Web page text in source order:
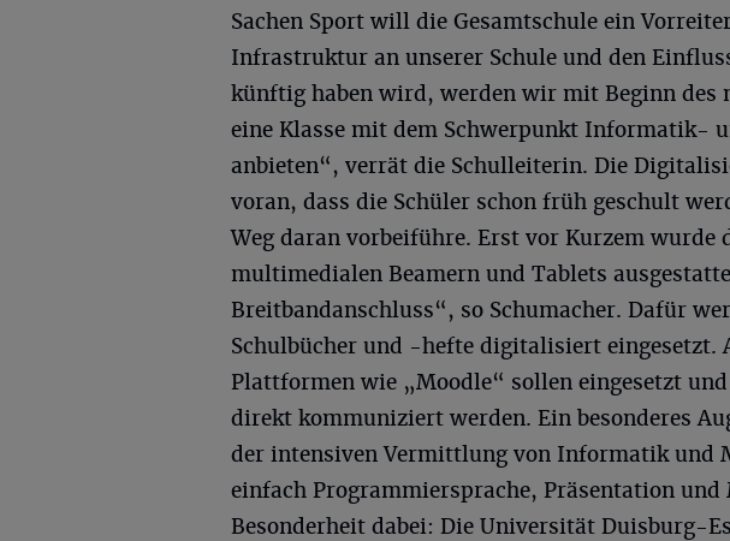
Sachen Sport will die Gesamtschule ein
Infrastruktur an unserer Schule und den
künftig haben wird, werden wir mit Beginn des
eine Klasse mit dem Schwerpunkt Informatik-
anbieten“, verrät die Schulleiterin. Die
voran, dass die Schüler schon früh geschult
Weg daran vorbeiführe. Erst vor Kurzem wurde
multimedialen Beamern und Tablets
Breitbandanschluss“, so Schumacher. Dafür
Schulbücher und -hefte digitalisiert eingesetzt.
Plattformen wie „Moodle“ sollen eingesetzt
direkt kommuniziert werden. Ein besonderes
der intensiven Vermittlung von Informatik und
einfach Programmiersprache, Präsentation und
Besonderheit dabei: Die Universität Duisburg-